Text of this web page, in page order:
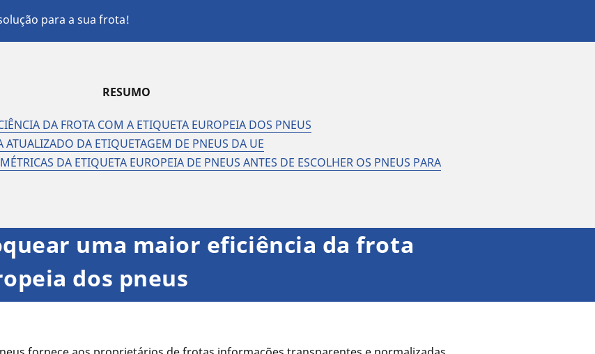
para a sua frota!
RESUMO
DA FROTA COM A ETIQUETA EUROPEIA DOS PNEUS
DA ETIQUETAGEM DE PNEUS DA UE
DA ETIQUETA EUROPEIA DE PNEUS ANTES DE ESCOLHER OS PNEUS PARA
uma maior eficiência da frota
dos pneus